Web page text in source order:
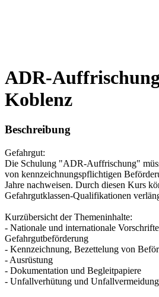
ADR-
Koblenz
Beschreibung
Gefahrgut:
Die Schulung "ADR-Auffrischung"
von kennzeichnungspflichtigen
Jahre nachweisen. Durch diesen Kurs
Gefahrgutklassen-Qualifikationen
Kurzübersicht der Themeninhalte:
- Nationale und internationale
Gefahrgutbeförderung
- Kennzeichnung, Bezettelung von
- Ausrüstung
- Dokumentation und Begleitpapiere
- Unfallverhütung und Unfallvermeidung